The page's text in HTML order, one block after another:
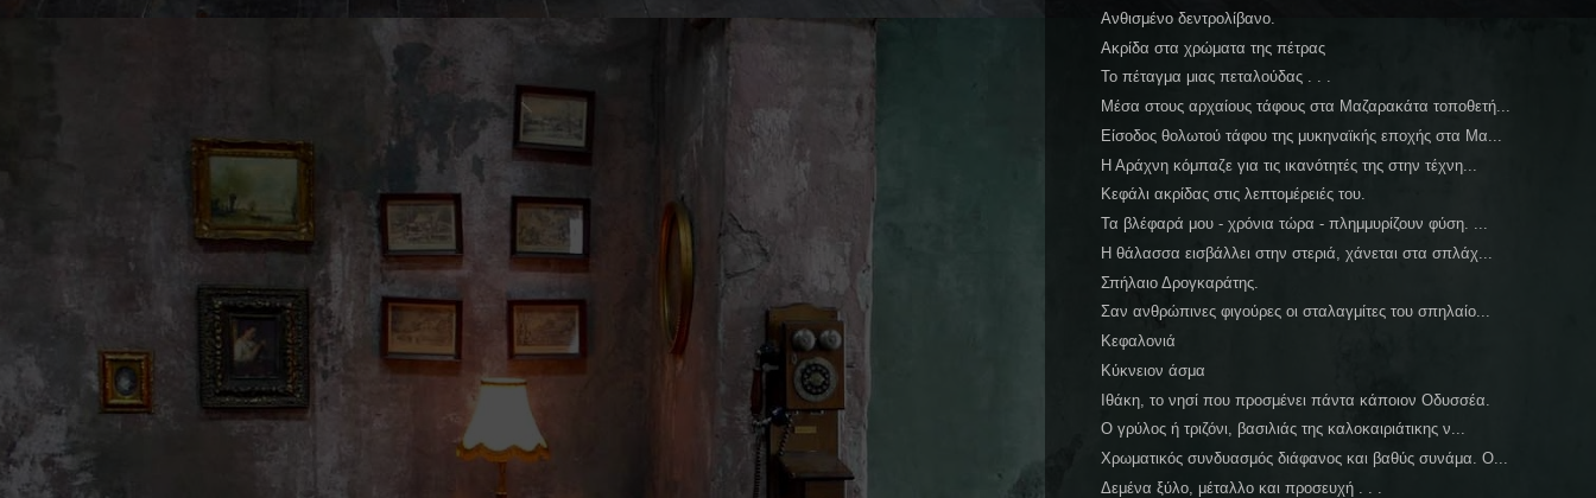
Ανθισμένο δεντρολίβανο.
Ακρίδα στα χρώματα της πέτρας
Το πέταγμα μιας πεταλούδας . . .
Μέσα στους αρχαίους τάφους στα Μαζαρακάτα τοποθετή...
Είσοδος θολωτού τάφου της μυκηναϊκής εποχής στα Μα...
Η Αράχνη κόμπαζε για τις ικανότητές της στην τέχνη...
Κεφάλι ακρίδας στις λεπτομέρειές του.
Τα βλέφαρά μου - χρόνια τώρα - πλημμυρίζουν φύση. ...
Η θάλασσα εισβάλλει στην στεριά, χάνεται στα σπλάχ...
Σπήλαιο Δρογκαράτης.
Σαν ανθρώπινες φιγούρες οι σταλαγμίτες του σπηλαίο...
Κεφαλονιά
Κύκνειον άσμα
Ιθάκη, το νησί που προσμένει πάντα κάποιον Οδυσσέα.
Ο γρύλος ή τριζόνι, βασιλιάς της καλοκαιριάτικης ν...
Χρωματικός συνδυασμός διάφανος και βαθύς συνάμα. Ο...
Δεμένα ξύλο, μέταλλο και προσευχή . . .